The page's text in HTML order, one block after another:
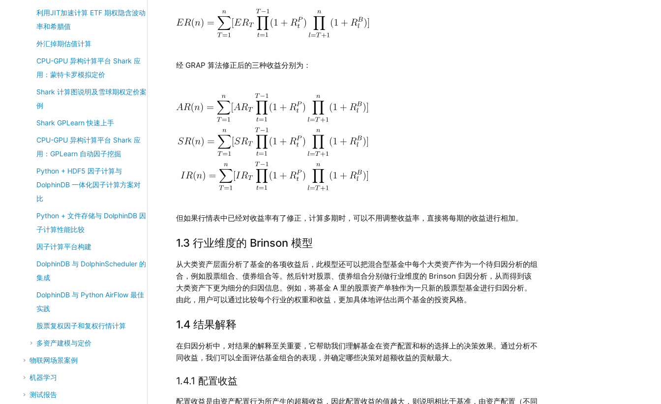
利用JIT加速计算 ETF 期权隐含波动
率和希腊值
外汇掉期估值计算
CPU-GPU 异构计算平台 Shark 应
用：蒙特卡罗模拟定价
Shark 计算图说明及雪球期权定价案
例
Shark GPLearn 快速上手
CPU-GPU 异构计算平台 Shark 应
用：GPLearn 自动因子挖掘
Python + HDF5 因子计算与
DolphinDB 一体化因子计算方案对
比
Python + 文件存储与 DolphinDB 因
子计算性能比较
因子计算平台构建
DolphinDB 与 DolphinScheduler 的
集成
DolphinDB 与 Python AirFlow 最佳
实践
股票复权因子和复权行情计算
多资产建模与定价
物联网场景案例
机器学习
测试报告
经 GRAP 算法修正后的三种收益分别为：
但如果行情表中已经对收益率有了修正，计算多期时，可以不用调整收益率，直接将每期的收益进行相加。
1.3 行业维度的 Brinson 模型
从大类资产层面分析了基金的各项收益后，此模型还可以把混合型基金中每个大类资产作为一个待归因分析的组
合，例如股票组合、债券组合等。然后针对股票、债券组合分别做行业维度的 Brinson 归因分析，从而得到该
大类资产下更为细分的归因信息。例如，将基金 A 里的股票资产单独作为一只新的股票型基金进行归因分析。
由此，用户可以通过比较每个行业的权重和收益，更加具体地评估出两个基金的投资风格。
1.4 结果解释
在归因分析中，对结果的解释至关重要，它帮助我们理解基金在资产配置和标的选择上的决策效果。通过分析不
同收益，我们可以全面评估基金组合的表现，并确定哪些决策对超额收益的贡献最大。
1.4.1 配置收益
配置收益是由资产配置行为所产生的超额收益，因此配置收益的值越大，则说明相比于基准，由资产配置（不同